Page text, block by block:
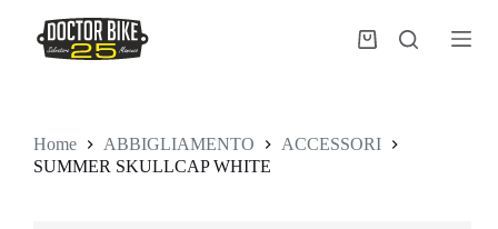
al
contenuto
Carrello
Home ABBIGLIAMENTO
ACCESSORI
SUMMER SKULLCAP WHITE